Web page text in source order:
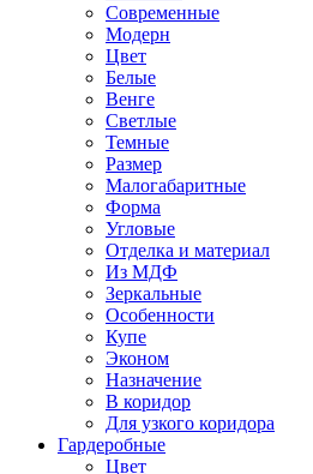
Современные
Модерн
Цвет
Белые
Венге
Светлые
Темные
Размер
Малогабаритные
Форма
Угловые
Отделка и материал
Из МДФ
Зеркальные
Особенности
Купе
Эконом
Назначение
В коридор
Для узкого коридора
Гардеробные
Цвет